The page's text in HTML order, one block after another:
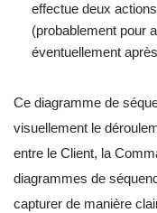
effectue deux
(probablement pour
éventuellement
Ce diagramme de
visuellement le
entre le Client, la
diagrammes de
capturer de manière